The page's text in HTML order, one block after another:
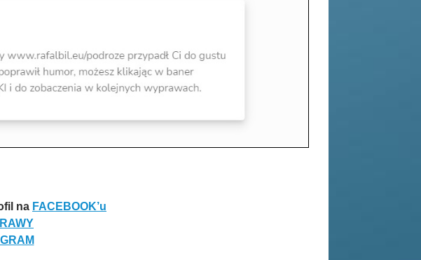
na FACEBOOK’u